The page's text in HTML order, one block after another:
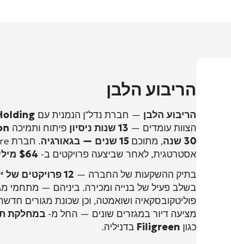
הריבוע הלבן
הריבוע הלבן — חברת נדל"ן הנמנית עם
הצוות עומדים — 13 שנות ניסיון פיתוח ותמיכה
30 שנה
, מתוכם 15 שנים — בגאורגיה
אסטרטגית, לאחר שביצעה פרויקטים ב- $64 מיליון
בתיק ההשקעות של החברה — 12 פרויקטים של יזמות נדל"ן
בשלב פעיל של בנייה ומכירה. ביניהם — מתחמי
פוליטקובסקאיה ושואמטה, וכן שכונת מגורים
מציעה דיור במגזרים שונים — החל מ- במחלקת
כגון Filigreen בדניליה.